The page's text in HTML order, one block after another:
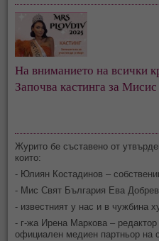
На вниманието на всички
Започва кастинга за
Журито бе съставено от
които:
- Юлиян Костадинов –
- Мис Свят България Ева
- известният у нас и в чужбина
- г-жа Ирена Маркова –
официален медиен партньор на